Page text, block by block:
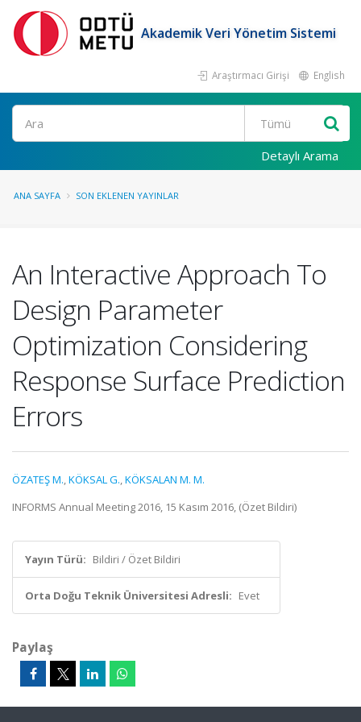
Akademik Veri Yönetim Sistemi
Araştırmacı Girişi English
Ara
Detaylı Arama
ANA SAYFA SON EKLENEN YAYINLAR
An Interactive Approach To
Design Parameter
Optimization Considering
Response Surface Prediction
Errors
ÖZATEŞ M.,KÖKSAL G.,KÖKSALAN M. M.
INFORMS Annual Meeting 2016, 15 Kasım 2016, (Özet Bildiri)
Yayın Türü: Bildiri / Özet Bildiri
Orta Doğu Teknik Üniversitesi Adresli: Evet
Paylaş